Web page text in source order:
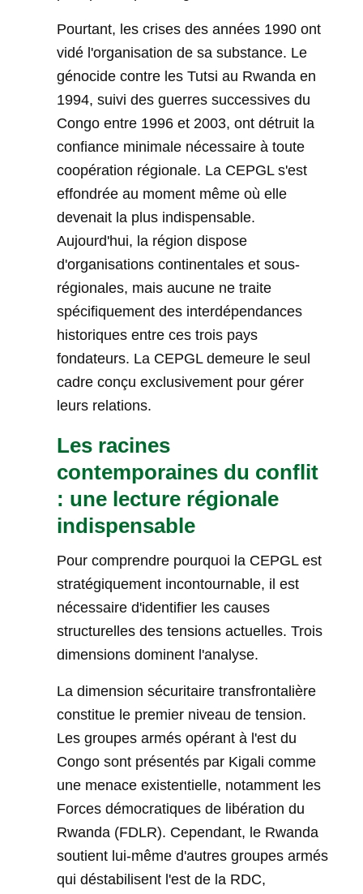
Pourtant, les crises des années 1990 ont
vidé l'organisation de sa substance. Le
génocide contre les Tutsi au Rwanda en
1994, suivi des guerres successives du
Congo entre 1996 et 2003, ont détruit la
confiance minimale nécessaire à toute
coopération régionale. La CEPGL s'est
effondrée au moment même où elle
devenait la plus indispensable.
Aujourd'hui, la région dispose
d'organisations continentales et sous-
régionales, mais aucune ne traite
spécifiquement des interdépendances
historiques entre ces trois pays
fondateurs. La CEPGL demeure le seul
cadre conçu exclusivement pour gérer
leurs relations.
Les racines
contemporaines du conflit
: une lecture régionale
indispensable
Pour comprendre pourquoi la CEPGL est
stratégiquement incontournable, il est
nécessaire d'identifier les causes
structurelles des tensions actuelles. Trois
dimensions dominent l'analyse.
La dimension sécuritaire transfrontalière
constitue le premier niveau de tension.
Les groupes armés opérant à l'est du
Congo sont présentés par Kigali comme
une menace existentielle, notamment les
Forces démocratiques de libération du
Rwanda (FDLR). Cependant, le Rwanda
soutient lui-même d'autres groupes armés
qui déstabilisent l'est de la RDC,